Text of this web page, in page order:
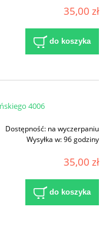
35,00 zł
do koszyka
4006
Dostępność: na wyczerpaniu
Wysyłka w:96 godziny
35,00 zł
do koszyka